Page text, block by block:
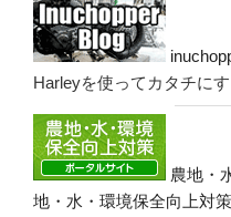
Harleyを使ってカタチに
農地・
地・水・環境保全向上対